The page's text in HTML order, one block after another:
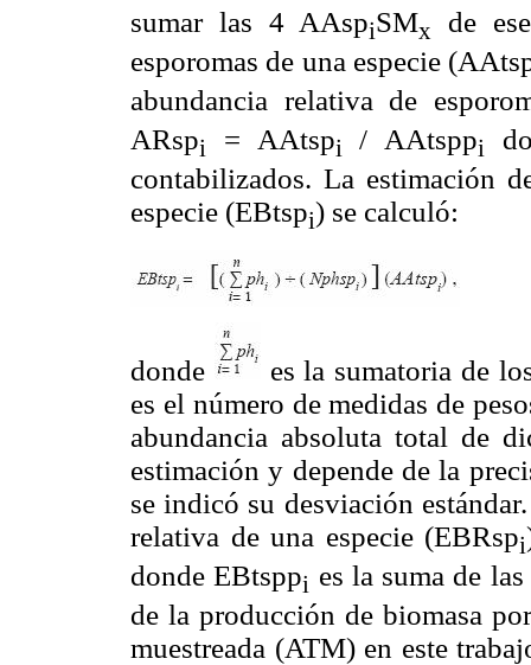
sumar las 4 AAspiSMx
de
esporomas de una especie
abundancia relativa de
ARspi = AAtspi / AAtsppi
contabilizados. La estimación
especie (EBtspi) se calculó:
donde
es la sumatoria de
es el número de medidas de
abundancia absoluta total de
estimación y depende de la
se indicó su desviación
relativa de una especie (EBRspi
donde EBtsppi es la suma de
de la producción de biomasa
muestreada (ATM) en este